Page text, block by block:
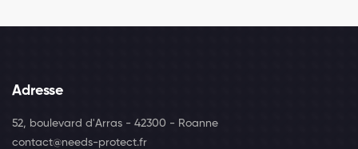
Adresse
52, boulevard d'Arras - 42300 - Roanne
contact@needs-protect.fr